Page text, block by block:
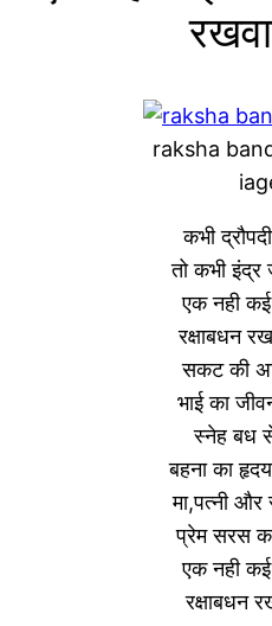
raksha
कभी
तो कभी इंद्र
एक नही कई
रक्षाबधन
सकट की
भाई का
स्नेह बध
बहना का
मा,पत्नी
प्रेम सरस
एक नही कई
रक्षाबधन